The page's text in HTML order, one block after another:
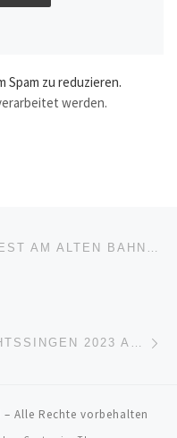
Spam zu reduzieren.
werden.
// 08+09.12.2023 // WEIHNACHTSSINGEN 2023 AM DORFPLATZ
– Alle Rechte vorbehalten